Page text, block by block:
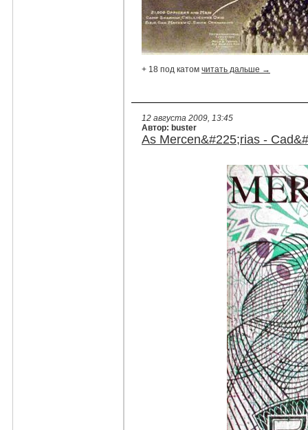
+ 18 под катом читать дальше →
12 августа 2009, 13:45
Автор: buster
As Mercen&#225;rias -